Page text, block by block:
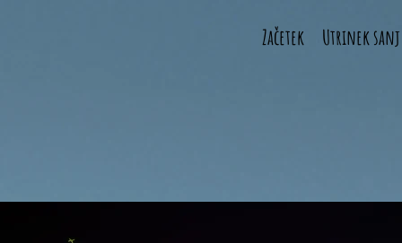
Začetek Utrinek sanj